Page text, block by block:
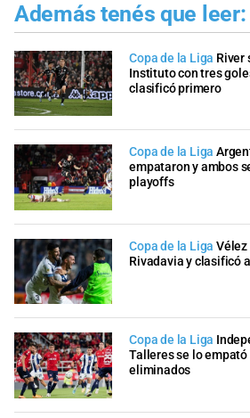
Además tenés que leer:
Copa de la Liga River
Instituto con tres
clasificó primero
Copa de la Liga
empataron y ambos
playoffs
Copa de la Liga
Rivadavia y clasificó
Copa de la Liga
Talleres se lo
eliminados